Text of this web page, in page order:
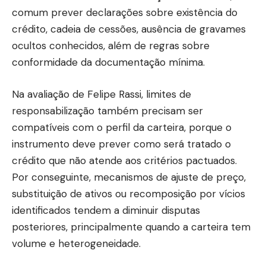
comum prever declarações sobre existência do
crédito, cadeia de cessões, ausência de gravames
ocultos conhecidos, além de regras sobre
conformidade da documentação mínima.
Na avaliação de Felipe Rassi, limites de
responsabilização também precisam ser
compatíveis com o perfil da carteira, porque o
instrumento deve prever como será tratado o
crédito que não atende aos critérios pactuados.
Por conseguinte, mecanismos de ajuste de preço,
substituição de ativos ou recomposição por vícios
identificados tendem a diminuir disputas
posteriores, principalmente quando a carteira tem
volume e heterogeneidade.